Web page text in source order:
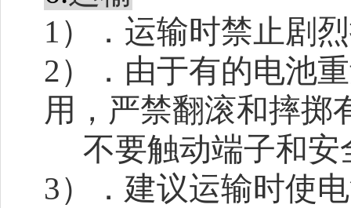
1）．运输时禁止剧
2）．由于有的电池
用，严禁翻滚和摔掷
不要触动端子和安
3）．建议运输时使